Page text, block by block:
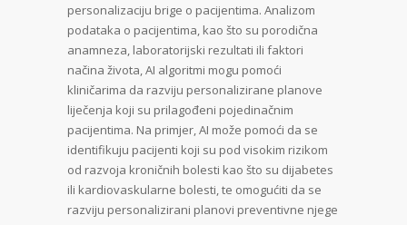
personalizaciju brige o pacijentima. Analizom
podataka o pacijentima, kao što su porodična
anamneza, laboratorijski rezultati ili faktori
načina života, AI algoritmi mogu pomoći
kliničarima da razviju personalizirane planove
liječenja koji su prilagođeni pojedinačnim
pacijentima. Na primjer, AI može pomoći da se
identifikuju pacijenti koji su pod visokim rizikom
od razvoja kroničnih bolesti kao što su dijabetes
ili kardiovaskularne bolesti, te omogućiti da se
razviju personalizirani planovi preventivne njege